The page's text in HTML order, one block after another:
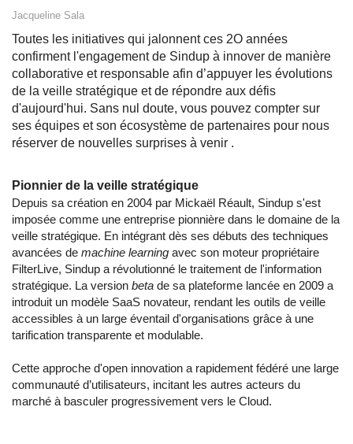
Jacqueline Sala
Toutes les initiatives qui jalonnent ces 2O années
confirment l'engagement de Sindup à innover de manière
collaborative et responsable afin d’appuyer les évolutions
de la veille stratégique et de répondre aux défis
d'aujourd'hui. Sans nul doute, vous pouvez compter sur
ses équipes et son écosystème de partenaires pour nous
réserver de nouvelles surprises à venir .
Pionnier de la veille stratégique
Depuis sa création en 2004 par Mickaël Réault, Sindup s'est
imposée comme une entreprise pionnière dans le domaine de la
veille stratégique. En intégrant dès ses débuts des techniques
avancées de machine learning avec son moteur propriétaire
FilterLive, Sindup a révolutionné le traitement de l'information
stratégique. La version beta de sa plateforme lancée en 2009 a
introduit un modèle SaaS novateur, rendant les outils de veille
accessibles à un large éventail d'organisations grâce à une
tarification transparente et modulable.
Cette approche d'open innovation a rapidement fédéré une large
communauté d’utilisateurs, incitant les autres acteurs du
marché à basculer progressivement vers le Cloud.